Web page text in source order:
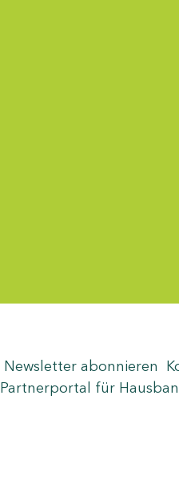
Newsletter abonnieren
Partnerportal für